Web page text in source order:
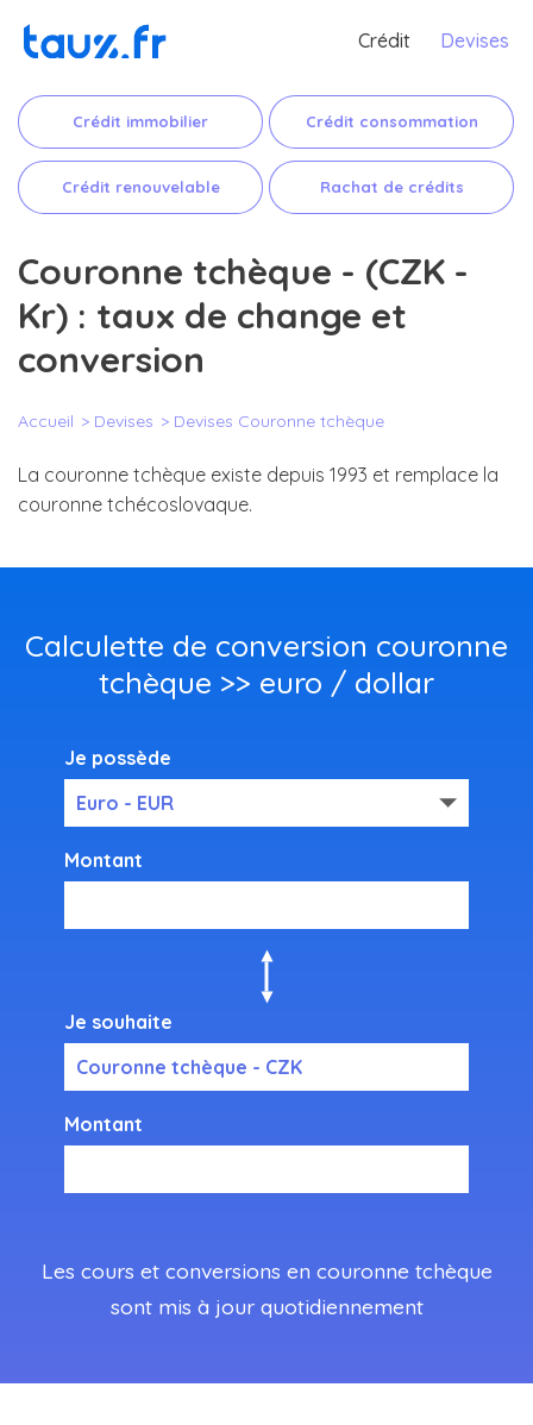
Crédit Devises
Crédit immobilier Crédit consommation
Crédit renouvelable Rachat de crédits
Couronne tchèque - (CZK -
Kr) : taux de change et
conversion
Accueil Devises Devises Couronne tchèque
La couronne tchèque existe depuis 1993 et remplace la
couronne tchécoslovaque.
Calculette de conversion couronne
tchèque >> euro / dollar
Je possède
Euro - EUR
Montant
Je souhaite
Couronne tchèque - CZK
Montant
Les cours et conversions en couronne tchèque
sont mis à jour quotidiennement